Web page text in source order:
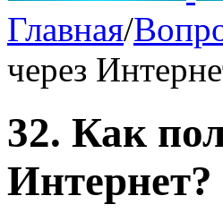
Главная/
через
32. Как
Интернет?